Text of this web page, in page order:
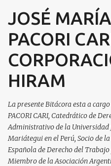
Ir al
JOSÉ MARÍA
PACORI
HIRAM
La presente Bitácora esta a cargo
PACORI CARI, Catedrático de
Administrativo de la Universidad
Mariátegui en el Perú, Socio de
Española de Derecho del
Miembro de la Asociación